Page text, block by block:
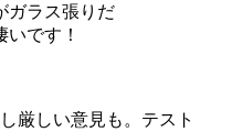
ガラス張りだ
です！
厳しい意見も。テスト